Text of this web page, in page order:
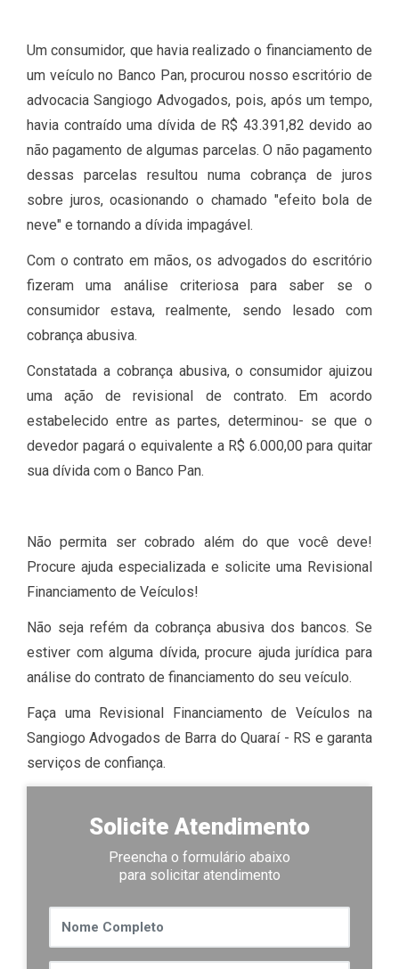
Um consumidor, que havia realizado o financiamento de
um veículo no Banco Pan, procurou nosso escritório de
advocacia Sangiogo Advogados, pois, após um tempo,
havia contraído uma dívida de R$ 43.391,82 devido ao
não pagamento de algumas parcelas. O não pagamento
dessas parcelas resultou numa cobrança de juros
sobre juros, ocasionando o chamado "efeito bola de
neve" e tornando a dívida impagável.
Com o contrato em mãos, os advogados do escritório
fizeram uma análise criteriosa para saber se o
consumidor estava, realmente, sendo lesado com
cobrança abusiva.
Constatada a cobrança abusiva, o consumidor ajuizou
uma ação de revisional de contrato. Em acordo
estabelecido entre as partes, determinou- se que o
devedor pagará o equivalente a R$ 6.000,00 para quitar
sua dívida com o Banco Pan.
Não permita ser cobrado além do que você deve!
Procure ajuda especializada e solicite uma Revisional
Financiamento de Veículos!
Não seja refém da cobrança abusiva dos bancos. Se
estiver com alguma dívida, procure ajuda jurídica para
análise do contrato de financiamento do seu veículo.
Faça uma Revisional Financiamento de Veículos na
Sangiogo Advogados de Barra do Quaraí - RS e garanta
serviços de confiança.
Solicite Atendimento
Preencha o formulário abaixo
para solicitar atendimento